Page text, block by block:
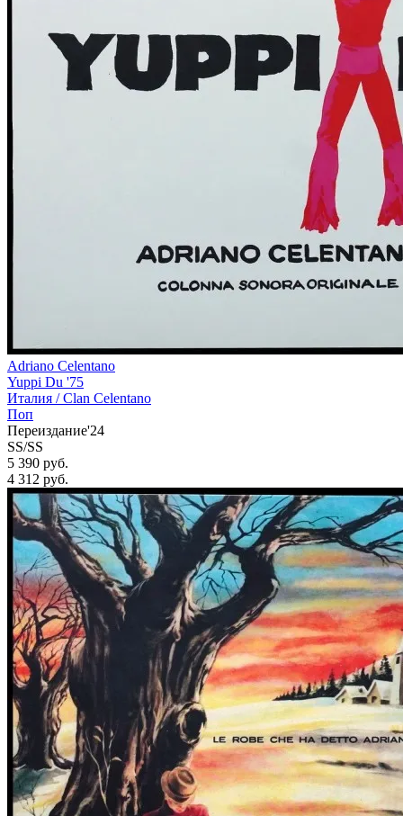
Adriano Celentano
Yuppi Du '75
Италия /Clan Celentano
Поп
Переиздание'24
SS/SS
5 390 руб.
4 312 руб.